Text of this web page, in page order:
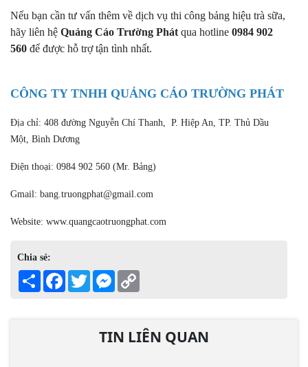
Nếu bạn cần tư vấn thêm về dịch vụ thi công bảng hiệu trà sữa,
hãy liên hệ Quảng Cáo Trường Phát qua hotline 0984 902
560 để được hỗ trợ tận tình nhất.
CÔNG TY TNHH QUẢNG CÁO TRƯỜNG PHÁT
Địa chỉ: 408 đường Nguyễn Chí Thanh, P. Hiệp An, TP. Thủ Dầu
Một, Bình Dương
Điện thoại: 0984 902 560 (Mr. Bảng)
Gmail: bang.truongphat@gmail.com
Website: www.quangcaotruongphat.com
Chia sẻ:
Share Facebook
TwitterMessenger
TIN LIÊN QUAN